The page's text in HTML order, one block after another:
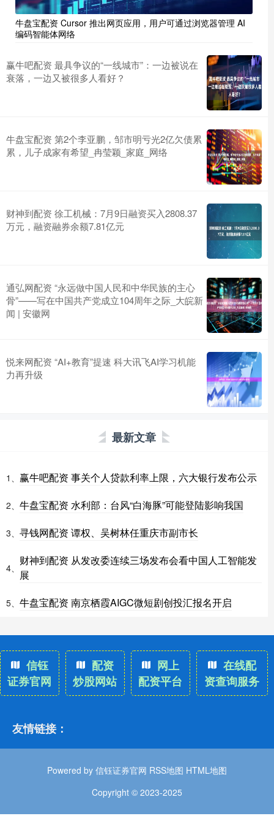
牛盘宝配资 Cursor 推出网页应用，用户可通过浏览器管理 AI
编码智能体网络
赢牛吧配资 最具争议的“一线城市”：一边被说在
衰落，一边又被很多人看好？
牛盘宝配资 第2个李亚鹏，邹市明亏光2亿欠债累
累，儿子成家有希望_冉莹颖_家庭_网络
财神到配资 徐工机械：7月9日融资买入2808.37
万元，融资融券余额7.81亿元
通弘网配资 “永远做中国人民和中华民族的主心
骨”——写在中国共产党成立104周年之际_大皖新
闻 | 安徽网
悦来网配资 “AI+教育”提速 科大讯飞AI学习机能
力再升级
最新文章
1、 赢牛吧配资 事关个人贷款利率上限，六大银行发布公示
2、 牛盘宝配资 水利部：台风“白海豚”可能登陆影响我国
3、 寻钱网配资 谭权、吴树林任重庆市副市长
4、
财神到配资 从发改委连续三场发布会看中国人工智能发
展
5、 牛盘宝配资 南京栖霞AIGC微短剧创投汇报名开启
信钰
证券官网
配资
炒股网站
网上
配资平台
在线配
资查询服务
友情链接：
Powered by 信钰证券官网 RSS地图 HTML地图
Copyright © 2023-2025